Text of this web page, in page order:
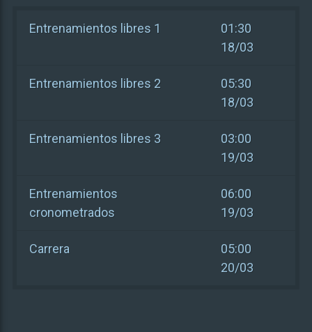
Entrenamientos libres 1
01:30
18/03
Entrenamientos libres 2
05:30
18/03
Entrenamientos libres 3
03:00
19/03
Entrenamientos
cronometrados
06:00
19/03
Carrera
05:00
20/03